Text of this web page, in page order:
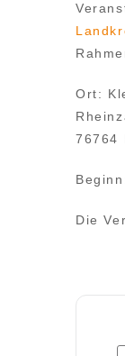
Ort:
76764
Die